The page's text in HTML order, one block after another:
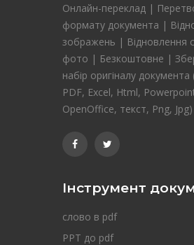
Онлайн-переклад |
формату документа |
зображень | Відновлення
фото | Безкоштовне |
набір оригіналу документа
PDF, Excel, Html,
OpenOffice, текст, Png, Jpg)
Інструмент
слово в pdf
PPT до pdf